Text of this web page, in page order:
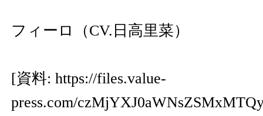
フィーロ（CV.日高里菜）
[資料: https://files.value-
press.com/